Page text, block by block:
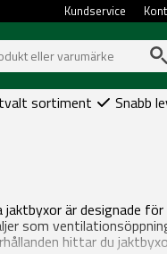
Kundservice
sortiment Snabb
är designade
som
hittar du